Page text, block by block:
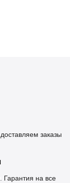
заказы
Гарантия на все